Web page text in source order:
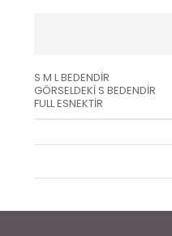
S M L BEDENDİR
GÖRSELDEKİ S BEDENDİR
FULL ESNEKTİR